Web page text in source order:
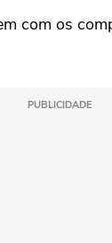
com os
PUBLICIDADE